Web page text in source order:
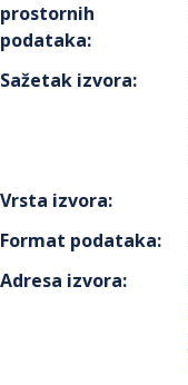
prostornih
podataka:
Sažetak izvora:
Vrsta izvora:
Format podataka:
Adresa izvora: